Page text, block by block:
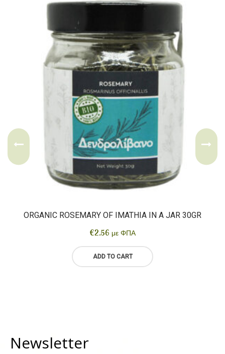
ORGANIC ROSEMARY OF IMATHIA IN A JAR 30GR
€2.56 με ΦΠΑ
ADD TO CART
Newsletter